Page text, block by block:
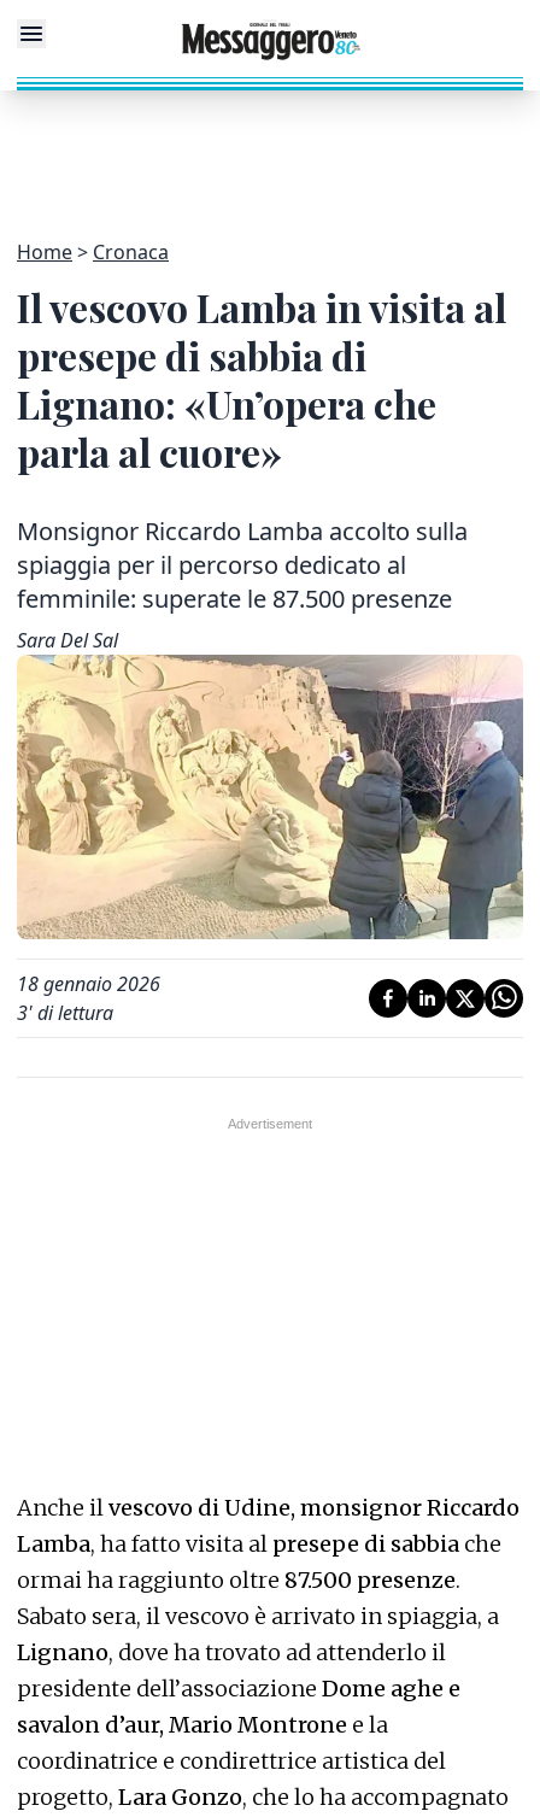
Home Cronaca
Il vescovo Lamba in visita al
presepe di sabbia di
Lignano: «Un’opera che
parla al cuore»
Monsignor Riccardo Lamba accolto sulla
spiaggia per il percorso dedicato al
femminile: superate le 87.500 presenze
Sara Del Sal
18 gennaio 2026
3' di lettura
Anche ilvescovo di Udine, monsignor Riccardo
Lamba, ha fatto visita al presepe di sabbia che
ormai ha raggiunto oltre 87.500 presenze.
Sabato sera, il vescovo è arrivato in spiaggia, a
Lignano, dove ha trovato ad attenderlo il
presidente dell’associazione Dome aghe e
savalon d’aur, Mario Montrone e la
coordinatrice e condirettrice artistica del
progetto, Lara Gonzo, che lo ha accompagnato